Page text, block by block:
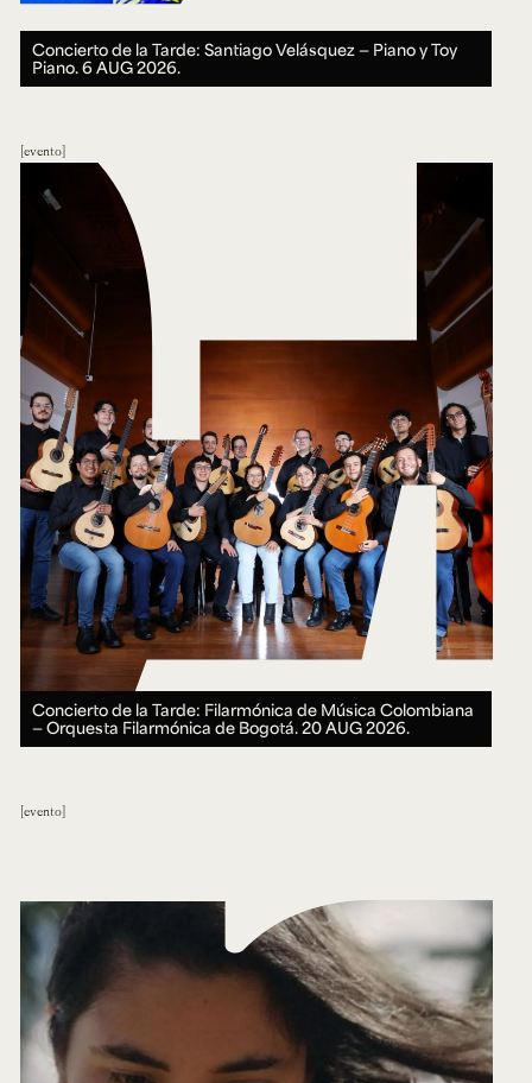
Concierto de la Tarde: Santiago Velásquez — Piano y Toy
Piano.6 AUG 2026.
evento
Concierto de la Tarde: Filarmónica de Música Colombiana
— Orquesta Filarmónica de Bogotá.20 AUG 2026.
evento